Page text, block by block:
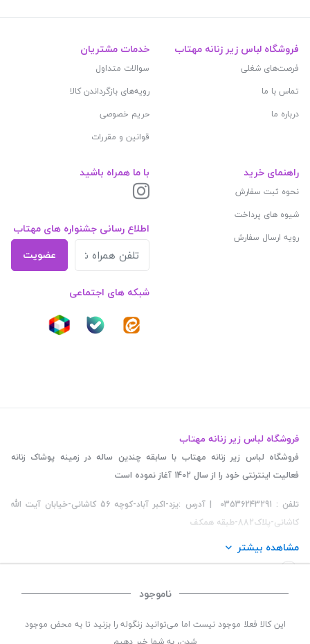
ناموجود
این کالا فعلا موجود نیست اما می‌توانید زنگوله را بزنید تا به محض موجود
فروشگاه لباس زیر زنانه مهتاب
فرصت‌های شغلی
تماس با ما
درباره ما
خدمات مشتریان
سوالات متداول
رویه‌های بازگرداندن کالا
حریم خصوصی
قوانین و مقررات
راهنمای خرید
نحوه ثبت سفارش
شیوه های پرداخت
رویه ارسال سفارش
با ما همراه باشید
اطلاع رسانی جشنواره های مهتاب
عضویت
شبکه های اجتماعی
فروشگاه لباس زیر زنانه مهتاب
فروشگاه لباس زیر زنانه مهتاب با سابقه چندین ساله در زمینه پوشاک زنانه
فعالیت اینترنتی خود را از سال 1402 آغاز نموده است
تلفن : 03536243291 | آدرس :یزد-اکبر آباد-کوچه 56 کاشانی-خیابان آیت الله
کاشانی-پلاک882-طبقه همکف
مشاهده بیشتر
تمامی حقوق این سایت متعلق بهفروشگاه لباس زیر زنانه مهتابمی باشد. | توسعه و کد
نویسی:سپکام سیستم طراحی و اجرا :شرکت دیجیتال مارکتینگ سپتا